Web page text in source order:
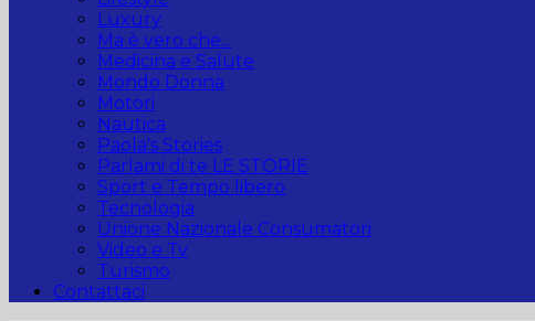
Luxury
Ma è vero che...
Medicina e Salute
Mondo Donna
Motori
Nautica
Paola's Stories
Parlami di te LE STORIE
Sport e Tempo libero
Tecnologia
Unione Nazionale Consumatori
Video e Tv
Turismo
Contattaci